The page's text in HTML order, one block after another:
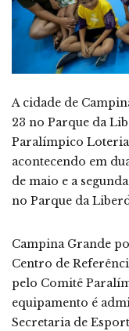
A cidade de
23 no Parque da
Paralímpico
acontecendo em
de maio e a
no Parque da
Campina Grande
Centro de
pelo Comitê
equipamento é
Secretaria de